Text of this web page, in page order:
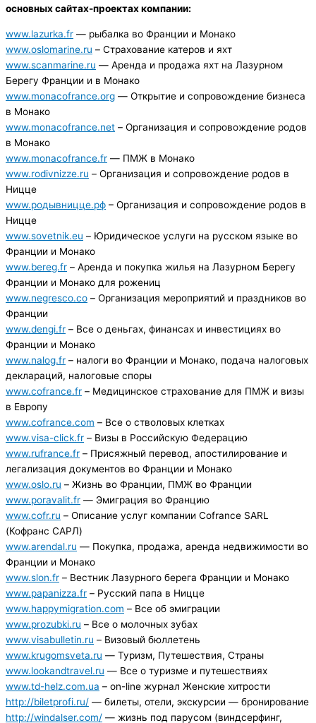
основных сайтах-проектах компании:
www.lazurka.fr — рыбалка во Франции и Монако
www.oslomarine.ru – Страхование катеров и яхт
www.scanmarine.ru — Аренда и продажа яхт на Лазурном
Берегу Франции и в Монако
www.monacofrance.org — Открытие и сопровождение бизнеса
в Монако
www.monacofrance.net – Организация и сопровождение родов
в Монако
www.monacofrance.fr — ПМЖ в Монако
www.rodivnizze.ru – Организация и сопровождение родов в
Ницце
www.родывницце.рф – Организация и сопровождение родов в
Ницце
www.sovetnik.eu – Юридическое услуги на русском языке во
Франции и Монако
www.bereg.fr – Аренда и покупка жилья на Лазурном Берегу
Франции и Монако для рожениц
www.negresco.co – Организация мероприятий и праздников во
Франции
www.dengi.fr – Все о деньгах, финансах и инвестициях во
Франции и Монако
www.nalog.fr – налоги во Франции и Монако, подача налоговых
деклараций, налоговые споры
www.cofrance.fr – Медицинское страхование для ПМЖ и визы
в Европу
www.cofrance.com – Все о стволовых клетках
www.visa-click.fr – Визы в Российскую Федерацию
www.rufrance.fr – Присяжный перевод, апостилирование и
легализация документов во Франции и Монако
www.oslo.ru – Жизнь во Франции, ПМЖ во Франции
www.poravalit.fr — Эмиграция во Францию
www.cofr.ru – Описание услуг компании Cofrance SARL
(Кофранс САРЛ)
www.arendal.ru — Покупка, продажа, аренда недвижимости во
Франции и Монако
www.slon.fr – Вестник Лазурного берега Франции и Монако
www.papanizza.fr – Русский папа в Ницце
www.happymigration.com – Все об эмиграции
www.prozubki.ru – Все о молочных зубах
www.visabulletin.ru – Визовый бюллетень
www.krugomsveta.ru — Туризм, Путешествия, Страны
www.lookandtravel.ru — Все о туризме и путешествиях
www.td-helz.com.ua – on-line журнал Женские хитрости
http://biletprofi.ru/ — билеты, отели, экскурсии — бронирование
http://windalser.com/ — жизнь под парусом (виндсерфинг,